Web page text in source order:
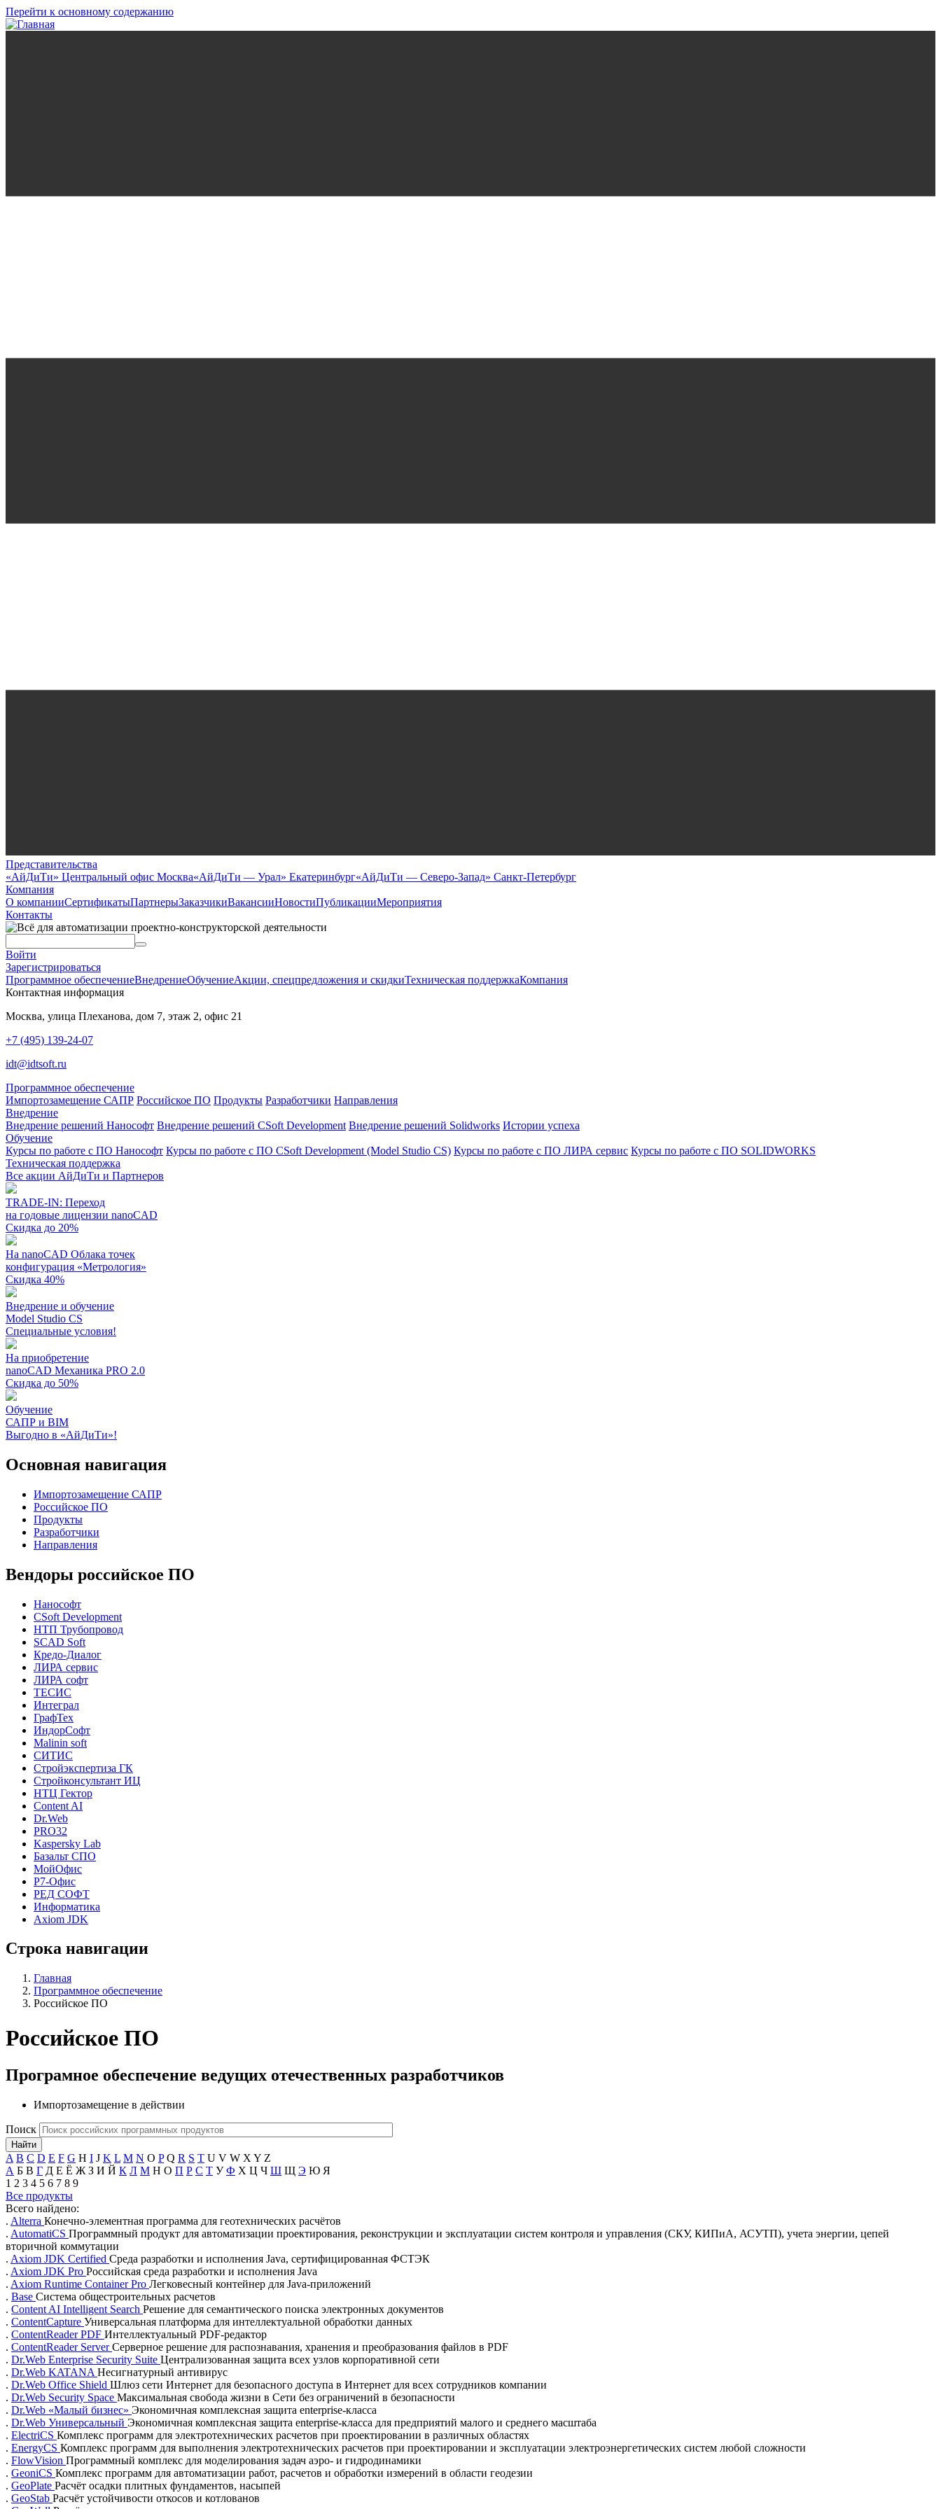
Перейти к основному содержанию
Представительства
«АйДиТи» Центральный офис Москва«АйДиТи — Урал» Екатеринбург«АйДиТи — Северо-Запад» Санкт-Петербург
Компания
О компанииСертификатыПартнерыЗаказчикиВакансииНовостиПубликацииМероприятия
Контакты
Войти
Зарегистрироваться
Программное обеспечениеВнедрениеОбучениеАкции, спецпредложения и скидкиТехническая поддержкаКомпания
Контактная информация
Москва, улица Плеханова, дом 7, этаж 2, офис 21
+7 (495) 139-24-07
idt@idtsoft.ru
Программное обеспечение
Импортозамещение САПР Российское ПО Продукты Разработчики Направления
Внедрение
Внедрение решений Нанософт Внедрение решений CSoft Development Внедрение решений Solidworks Истории успеха
Обучение
Курсы по работе с ПО Нанософт Курсы по работе с ПО CSoft Development (Model Studio CS) Курсы по работе с ПО ЛИРА сервис Курсы по работе с ПО SOLIDWORKS
Техническая поддержка
Все акции АйДиТи и Партнеров
TRADE-IN: Переход
на годовые лицензии nanoCAD
Скидка до 20%
На nanoCAD Облака точек
конфигурация «Метрология»
Скидка 40%
Внедрение и обучение
Model Studio CS
Специальные условия!
На приобретение
nanoCAD Механика PRO 2.0
Скидка до 50%
Обучение
САПР и BIM
Выгодно в «АйДиТи»!
Основная навигация
Импортозамещение САПР
Российское ПО
Продукты
Разработчики
Направления
Вендоры российское ПО
Нанософт
CSoft Development
НТП Трубопровод
SCAD Soft
Кредо-Диалог
ЛИРА сервис
ЛИРА софт
ТЕСИС
Интеграл
ГрафТех
ИндорСофт
Malinin soft
СИТИС
Стройэкспертиза ГК
Стройконсультант ИЦ
НТЦ Гектор
Content AI
Dr.Web
PRO32
Kaspersky Lab
Базальт СПО
МойОфис
Р7-Офис
РЕД СОФТ
Информатика
Axiom JDK
Строка навигации
Главная
Программное обеспечение
Российское ПО
Российское ПО
Програмное обеспечение ведущих отечественных разработчиков
Импортозамещение в действии
Поиск
A B C D E F G H I J K L M N O P Q R S T U V W X Y Z
А Б В Г Д Е Ё Ж З И Й К Л М Н О П Р С Т У Ф Х Ц Ч Ш Щ Э Ю Я
1 2 3 4 5 6 7 8 9
Все продукты
Всего найдено:
. Alterra Конечно-элементная программа для геотехнических расчётов
. AutomatiCS Программный продукт для автоматизации проектирования, реконструкции и эксплуатации систем контроля и управления (СКУ, КИПиА, АСУТП), учета энергии, цепей
вторичной коммутации
. Axiom JDK Certified Cреда разработки и исполнения Java, сертифицированная ФСТЭК
. Axiom JDK Pro Российская среда разработки и исполнения Java
. Axiom Runtime Container Pro Легковесный контейнер для Java-приложений
. Base Система общестроительных расчетов
. Content AI Intelligent Search Решение для семантического поиска электронных документов
. ContentCapture Универсальная платформа для интеллектуальной обработки данных
. ContentReader PDF Интеллектуальный PDF-редактор
. ContentReader ServerСерверное решение для распознавания, хранения и преобразования файлов в PDF
. Dr.Web Enterprise Security Suite Централизованная защита всех узлов корпоративной сети
. Dr.Web KATANA Несигнатурный антивирус
. Dr.Web Office Shield Шлюз сети Интернет для безопасного доступа в Интернет для всех сотрудников компании
. Dr.Web Security Space Максимальная свобода жизни в Сети без ограничений в безопасности
. Dr.Web «Малый бизнес» Экономичная комплексная защита enterprise-класса
. Dr.Web Универсальный Экономичная комплексная защита enterprise-класса для предприятий малого и среднего масштаба
. ElectriCS Комплекс программ для электротехнических расчетов при проектировании в различных областях
. EnergyCS Комплекс программ для выполнения электротехнических расчетов при проектировании и эксплуатации электроэнергетических систем любой сложности
. FlowVision Программный комплекс для моделирования задач аэро- и гидродинамики
. GeoniCS Комплекс программ для автоматизации работ, расчетов и обработки измерений в области геодезии
. GeoPlate Расчёт осадки плитных фундаментов, насыпей
. GeoStab Расчёт устойчивости откосов и котлованов